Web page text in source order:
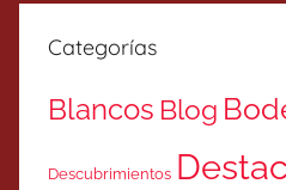
Categorías
Blancos Blog
Descubrimientos